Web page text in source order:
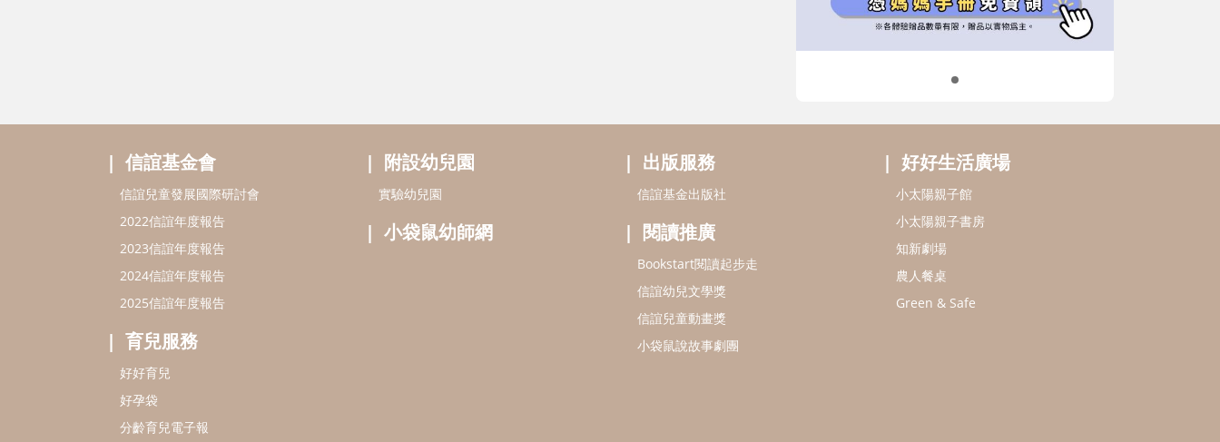
信誼基金會
信誼兒童發展國際研討會
2022信誼年度報告
2023信誼年度報告
2024信誼年度報告
2025信誼年度報告
育兒服務
好好育兒
好孕袋
分齡育兒電子報
附設幼兒園
實驗幼兒園
小袋鼠幼師網
出版服務
信誼基金出版社
閱讀推廣
Bookstart閱讀起步走
信誼幼兒文學獎
信誼兒童動畫獎
小袋鼠說故事劇團
好好生活廣場
小太陽親子館
小太陽親子書房
知新劇場
農人餐桌
Green & Safe